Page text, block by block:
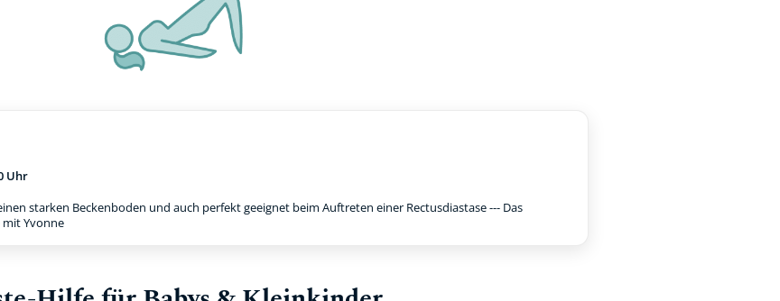
Uhr
starken Beckenboden und auch perfekt geeignet beim Auftreten einer Rectusdiastase --- Das
Yvonne